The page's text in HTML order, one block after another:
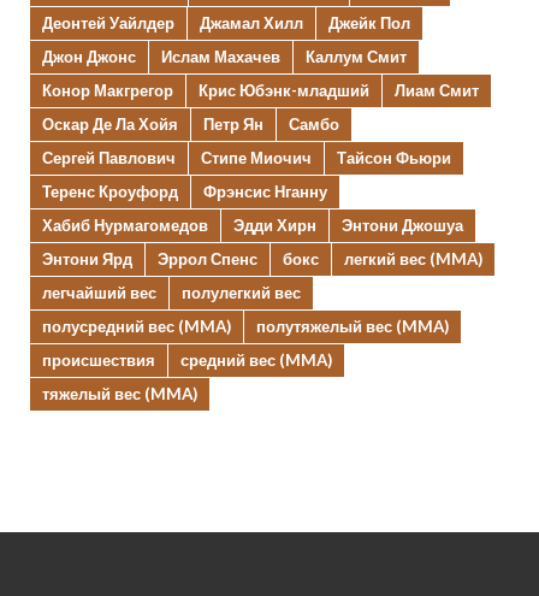
Деонтей Уайлдер
Джамал Хилл
Джейк Пол
Джон Джонс
Ислам Махачев
Каллум Смит
Конор Макгрегор
Крис Юбэнк-младший
Лиам Смит
Оскар Де Ла Хойя
Петр Ян
Самбо
Сергей Павлович
Стипе Миочич
Тайсон Фьюри
Теренс Кроуфорд
Фрэнсис Нганну
Хабиб Нурмагомедов
Эдди Хирн
Энтони Джошуа
Энтони Ярд
Эррол Спенс бокс
легкий вес (MMA)
легчайший вес
полулегкий вес
полусредний вес (MMA)
полутяжелый вес (MMA)
происшествия
средний вес (MMA)
тяжелый вес (MMA)